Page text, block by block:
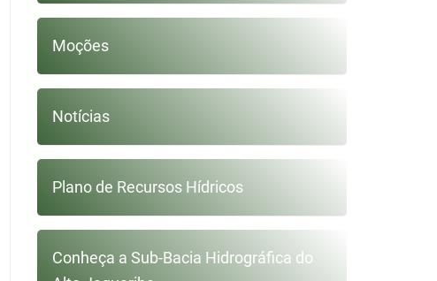
Moções
Notícias
Plano de Recursos Hídricos
Conheça a Sub-Bacia Hidrográfica do